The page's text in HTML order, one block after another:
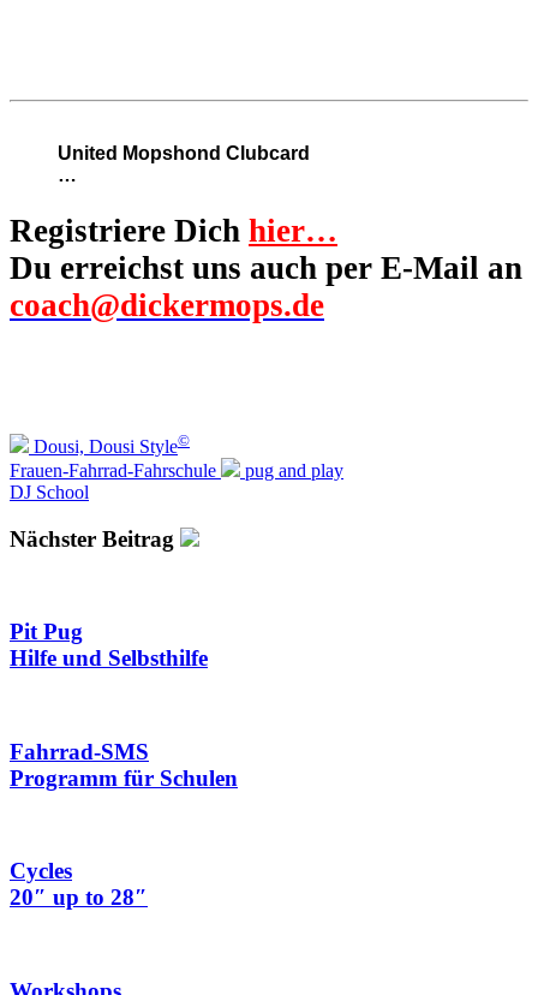
United Mopshond Clubcard
…
Registriere Dich hier…
Du erreichst uns auch per E-Mail an
coach@dickermops.de
Dousi, Dousi Style©
Frauen-Fahrrad-Fahrschule
pug and play
DJ School
Nächster Beitrag
Pit Pug
Hilfe und Selbsthilfe
Fahrrad-SMS
Programm für Schulen
Cycles
20″ up to 28″